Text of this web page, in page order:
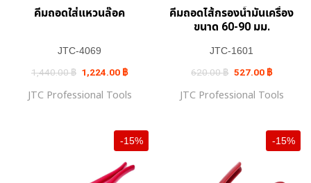
คีมถอดใส่แหวนล๊อค
JTC-4069
1,440.00฿ Original
price
1,440.00 ฿.
1,224.00 ฿Current
price
1,224.00 ฿.
JTC Professional Tools
คีมถอดไส้กรองน้ำมันเครื่อง
ขนาด 60-90 มม.
JTC-1601
620.00฿ Original
price
620.00 ฿.
527.00 ฿Current
price
527.00 ฿.
JTC Professional Tools
-15% -15%